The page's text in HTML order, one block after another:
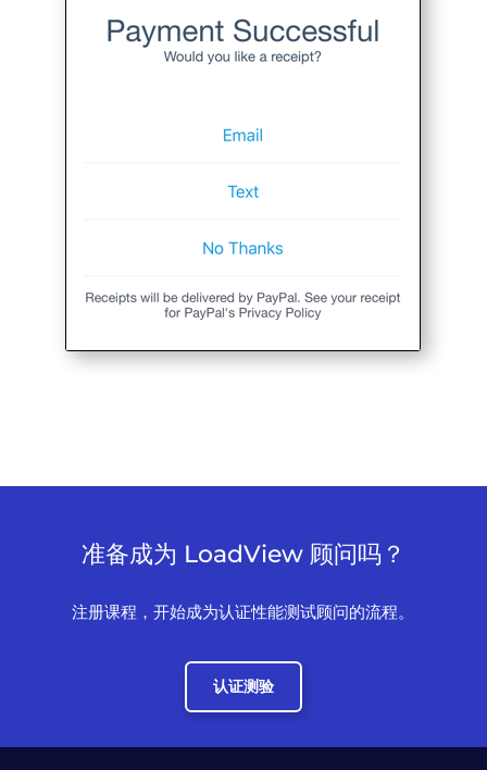
准备成为 LoadView 顾问吗？
注册课程，开始成为认证性能测试顾问的流程。
认证测验